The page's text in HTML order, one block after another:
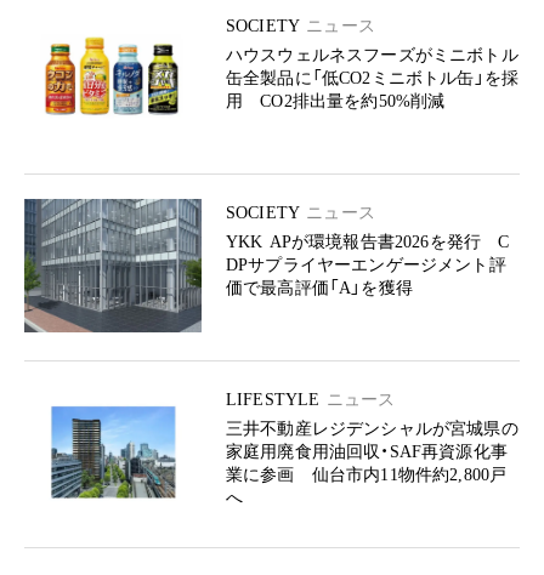
SOCIETY ニュース
ハウスウェルネスフーズがミニボトル
缶全製品に「低CO2ミニボトル缶」を採
用 CO2排出量を約50%削減
SOCIETY ニュース
YKK APが環境報告書2026を発行 C
DPサプライヤーエンゲージメント評
価で最高評価「A」を獲得
LIFESTYLE
ニュース
三井不動産レジデンシャルが宮城県の
家庭用廃食用油回収・SAF再資源化事
業に参画 仙台市内11物件約2,800戸
へ